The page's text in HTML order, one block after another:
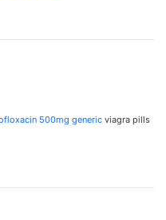
500mg generic viagra pills